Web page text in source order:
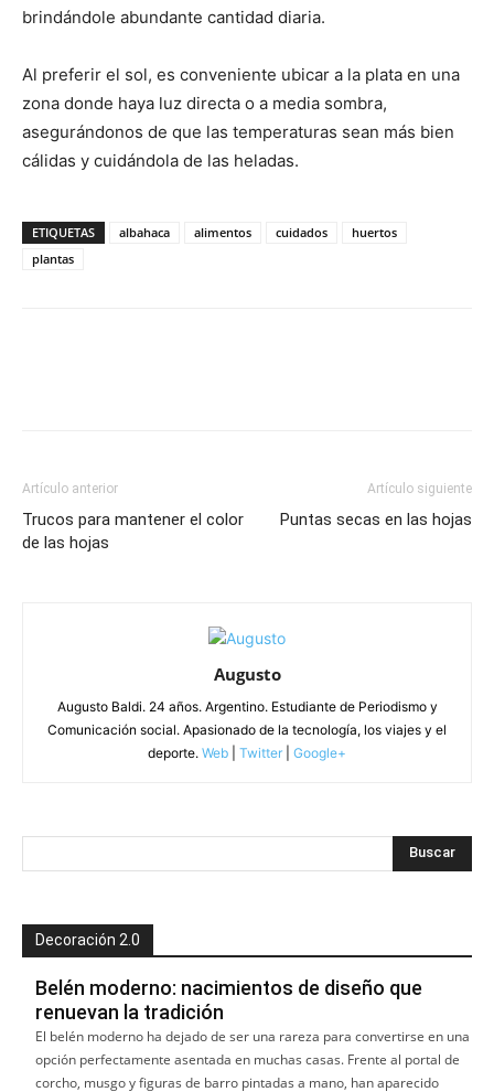
brindándole abundante cantidad diaria.
Al preferir el sol, es conveniente ubicar a la plata en una
zona donde haya luz directa o a media sombra,
asegurándonos de que las temperaturas sean más bien
cálidas y cuidándola de las heladas.
ETIQUETAS albahaca alimentos cuidados
huertos
plantas
Artículo anterior
Trucos para mantener el color
de las hojas
Artículo siguiente
Puntas secas en las hojas
Augusto
Augusto Baldi. 24 años. Argentino. Estudiante de Periodismo y
Comunicación social. Apasionado de la tecnología, los viajes y el
deporte. Web Twitter Google+
Decoración 2.0
Belén moderno: nacimientos de diseño que
renuevan la tradición
El belén moderno ha dejado de ser una rareza para convertirse en una
opción perfectamente asentada en muchas casas. Frente al portal de
corcho, musgo y figuras de barro pintadas a mano, han aparecido